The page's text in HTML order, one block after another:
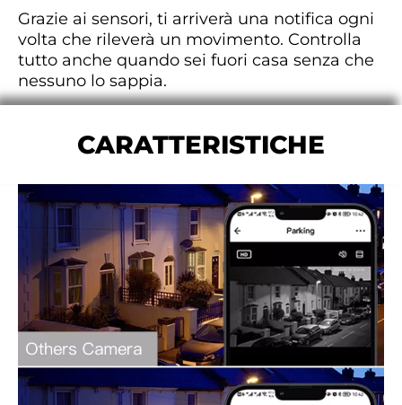
Grazie ai sensori, ti arriverà una notifica ogni
volta che rileverà un movimento. Controlla
tutto anche quando sei fuori casa senza che
nessuno lo sappia.
CARATTERISTICHE